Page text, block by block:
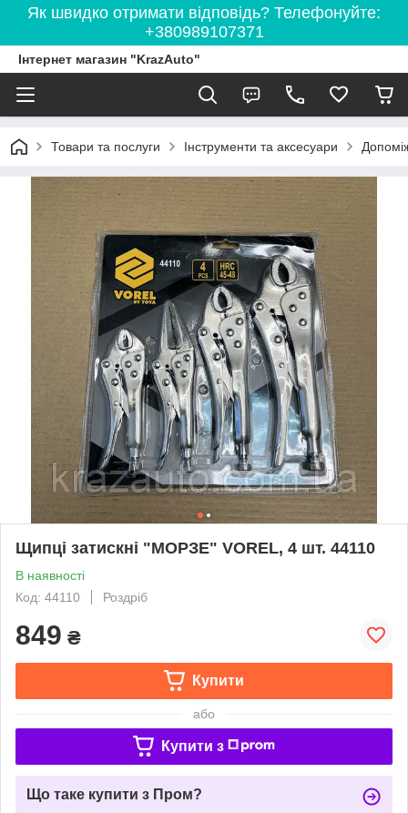
Як швидко отримати відповідь? Телефонуйте:
+380989107371
Інтернет магазин "KrazAuto"
Товари та послуги Інструменти та аксесуари
Щипці затискні "МОРЗЕ" VOREL, 4 шт. 44110
В наявності
Код: 44110
Роздріб
849 ₴
Купити
або
Купити з
Що таке купити з Пром?